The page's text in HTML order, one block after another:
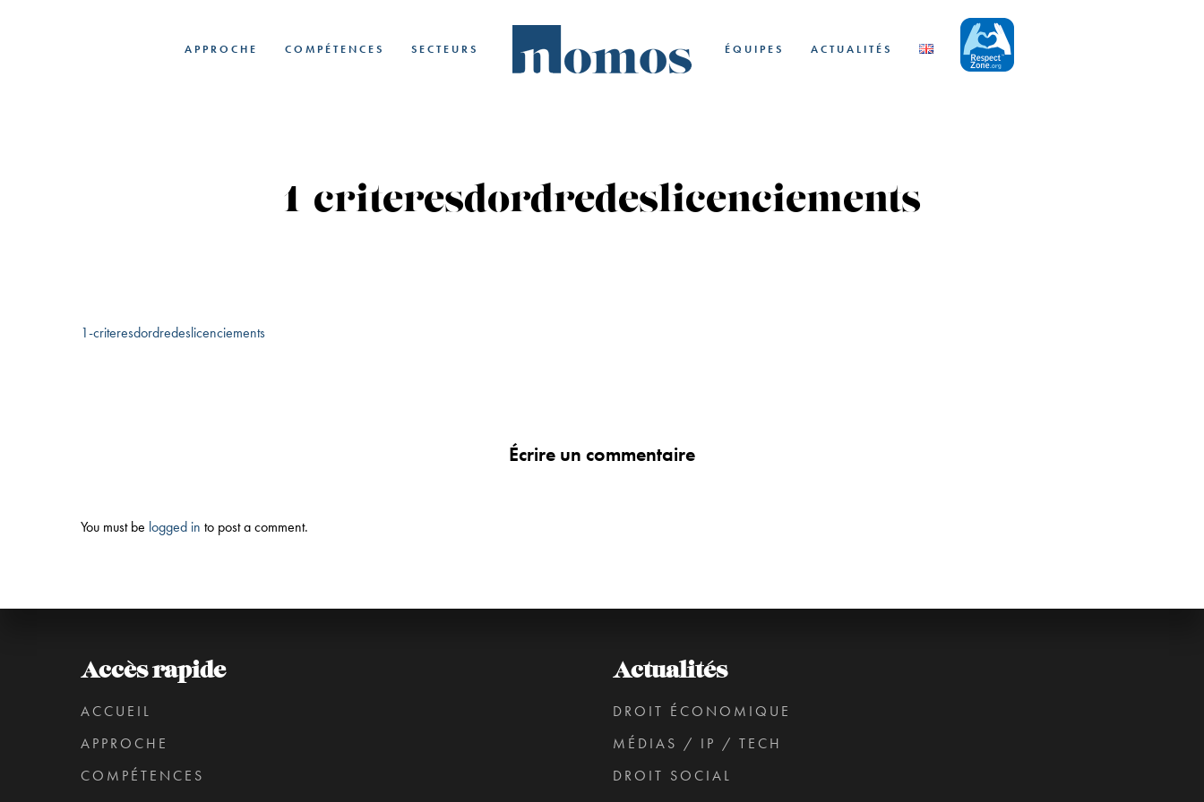
APPROCHE COMPÉTENCES SECTEURS ÉQUIPES ACTUALITÉS
1-criteresdordredeslicenciements
1-criteresdordredeslicenciements
Écrire un commentaire
You must be logged in to post a comment.
Accès rapide
ACCUEIL
APPROCHE
COMPÉTENCES
Actualités
DROIT ÉCONOMIQUE
MÉDIAS / IP / TECH
DROIT SOCIAL